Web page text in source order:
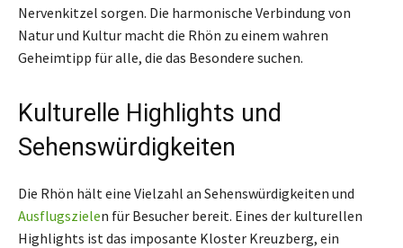
Nervenkitzel sorgen. Die harmonische Verbindung von
Natur und Kultur macht die Rhön zu einem wahren
Geheimtipp für alle, die das Besondere suchen.
Kulturelle Highlights und
Sehenswürdigkeiten
Die Rhön hält eine Vielzahl an Sehenswürdigkeiten und
Ausflugszielen für Besucher bereit. Eines der kulturellen
Highlights ist das imposante Kloster Kreuzberg, ein